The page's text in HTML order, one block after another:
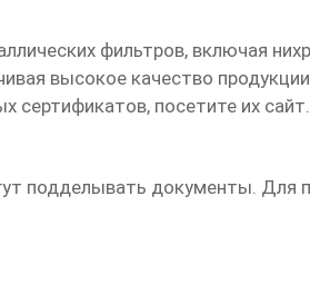
фильтров, включая
высокое качество
сертификатов, посетите их сайт.
подделывать документы. Для